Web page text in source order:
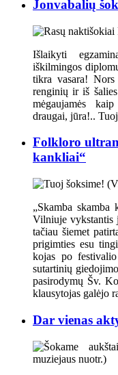
Jonvabalių
Išlaikyti
iškilmingos
tikra vasara!
renginių ir iš
mėgaujamės
draugai, jūra!..
Folkloro
kankliai“
„Skamba
Vilniuje vykstantis
tačiau šiemet
prigimties esu
kojas po
sutartinių
pasirodymų Šv.
klausytojas galėjo
Dar vienas